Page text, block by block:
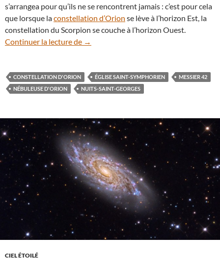
s’arrangea pour qu’ils ne se rencontrent jamais : c’est pour cela
que lorsque laconstellation d’Orion se lève à l’horizon Est, la
constellation du Scorpion se couche à l’horizon Ouest.
Continuer la lecture de
Orion, un vaniteux chasseur au milieu
→
CONSTELLATION D'ORION ÉGLISE SAINT-SYMPHORIEN
MESSIER 42
NÉBULEUSE D'ORION
NUITS-SAINT-GEORGES
CIEL ÉTOILÉ